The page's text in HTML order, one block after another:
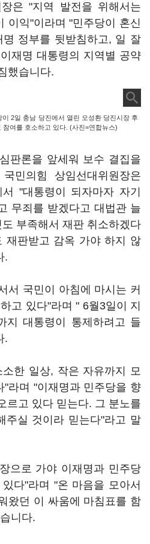
은 "지역 발전을 위해서는
이익"이라며 "민주당이 혼신
정부를 뒷받침하고, 일 잘
재명 대통령의 지역별 공약
했습니다.
2일 충남 당진에서 열린 오성환 당진시장 후
여를 호소하고 있다. (사진=연합뉴스)
판론을 앞세워 보수 결집을
민의힘 상임선대위원장은
"대통령이 되자마자 자기
무죄를 받겠다고 대법관 늘
부족해서 재판 취소하겠다
재판받고 감옥 가야 하지 않
.
서 국민이 아침에 마시는 커
고 있다"라며 " 6월3일이 지
지 대통령이 통제하려고 들
.
한 일상, 작은 자유까지 모
"라며 "이재명과 민주당을 향
르고 있다 믿는다. 그 분노를
주실 것이라 믿는다"라고 말
으로 가야 이재명과 민주당
다"라며 "온 마음을 모아서
왔던 이 싸움에 마침표를 함
니다.